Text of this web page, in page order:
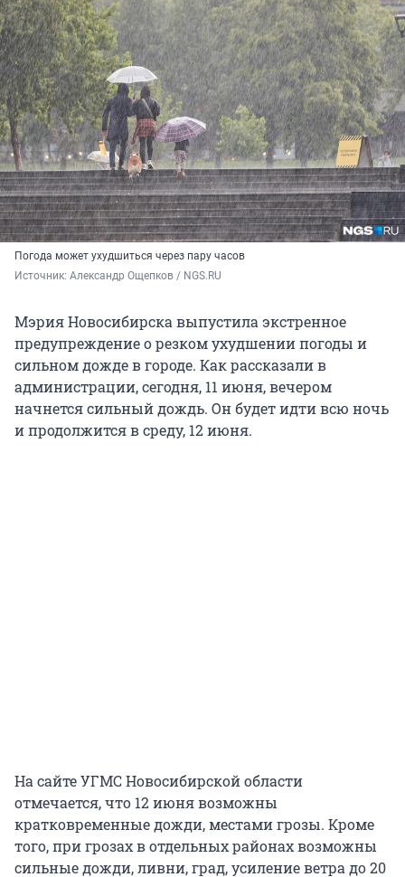
Погода может ухудшиться через пару часов
Источник: Александр Ощепков / NGS.RU
Мэрия Новосибирска выпустила экстренное
предупреждение о резком ухудшении погоды и
сильном дожде в городе. Как рассказали в
администрации, сегодня, 11 июня, вечером
начнется сильный дождь. Он будет идти всю ночь
и продолжится в среду, 12 июня.
На сайте УГМС Новосибирской области
отмечается, что 12 июня возможны
кратковременные дожди, местами грозы. Кроме
того, при грозах в отдельных районах возможны
сильные дожди, ливни, град, усиление ветра до 20